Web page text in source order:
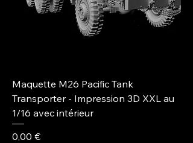
Maquette M26 Pacific Tank
Transporter - Impression 3D XXL au
1/16 avec intérieur
Preis
0,00 €